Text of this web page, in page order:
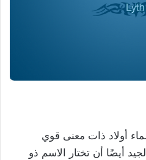
أولاد ذات معنى قوي
أيضًا أن تختار الاسم ذو